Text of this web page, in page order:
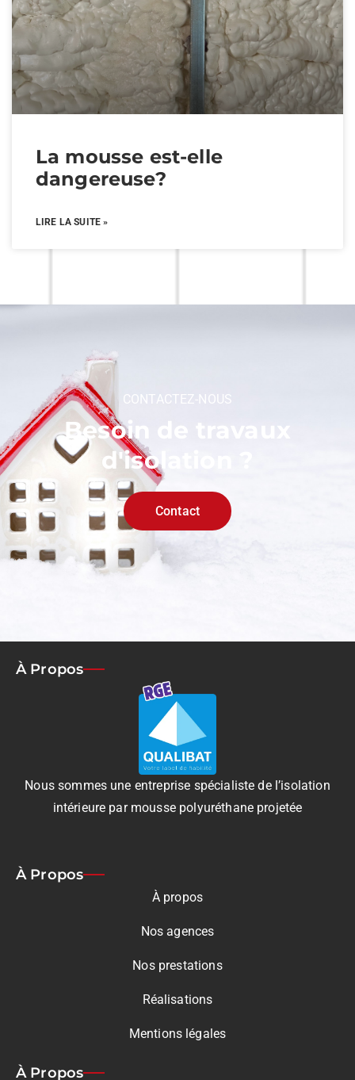
La mousse est-elle
dangereuse?
LIRE LA SUITE »
CONTACTEZ-NOUS
Besoin de travaux
d'isolation ?
Contact
À Propos
Nous sommes une entreprise spécialiste de l’isolation
intérieure par mousse polyuréthane projetée
À Propos
À propos
Nos agences
Nos prestations
Réalisations
Mentions légales
À Propos